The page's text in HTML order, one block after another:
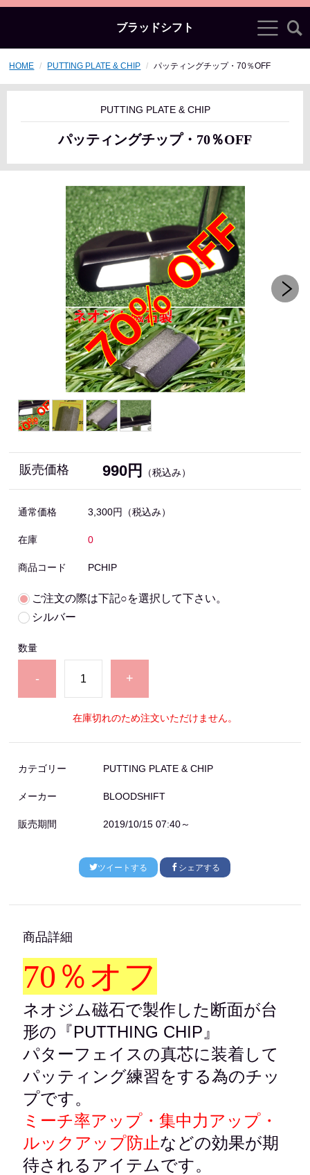
ブラッドシフト
HOME PUTTING PLATE & CHIP パッティングチップ・70％OFF
PUTTING PLATE & CHIP
パッティングチップ・70％OFF
販売価格 990円 （税込み）
通常価格 3,300円 （税込み）
在庫 0
商品コード PCHIP
ご注文の際は下記○を選択して下さい。
シルバー
数量
- +
在庫切れのため注文いただけません。
カテゴリー PUTTING PLATE & CHIP
メーカー BLOODSHIFT
販売期間 2019/10/15 07:40～
ツイートする シェアする
商品詳細
70％オフ
ネオジム磁石で製作した断面が台
形の『PUTTHING CHIP』
パターフェイスの真芯に装着して
パッティング練習をする為のチッ
プです。
ミーチ率アップ・集中力アップ・
ルックアップ防止などの効果が期
待されるアイテムです。